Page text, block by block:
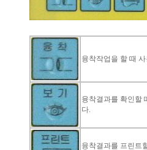
융착작업을 할 때
융착결과를 확인할
다.
융착결과를 프린트